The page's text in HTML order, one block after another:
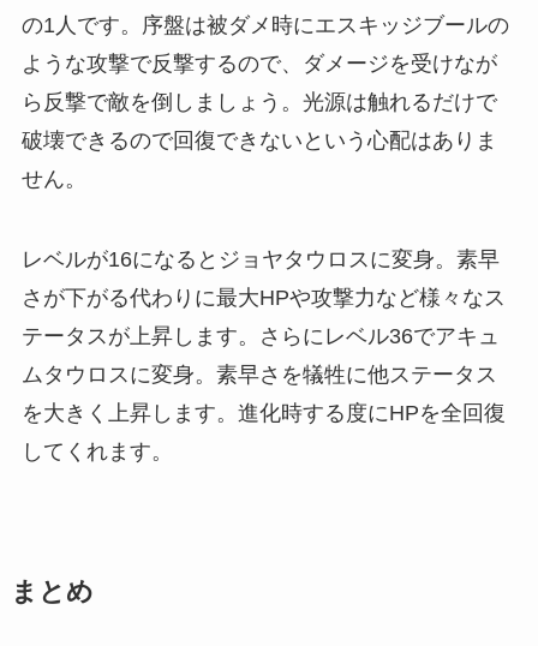
の1人です。序盤は被ダメ時にエスキッジブールの
ような攻撃で反撃するので、ダメージを受けなが
ら反撃で敵を倒しましょう。光源は触れるだけで
破壊できるので回復できないという心配はありま
せん。
レベルが16になるとジョヤタウロスに変身。素早
さが下がる代わりに最大HPや攻撃力など様々なス
テータスが上昇します。さらにレベル36でアキュ
ムタウロスに変身。素早さを犠牲に他ステータス
を大きく上昇します。進化時する度にHPを全回復
してくれます。
まとめ